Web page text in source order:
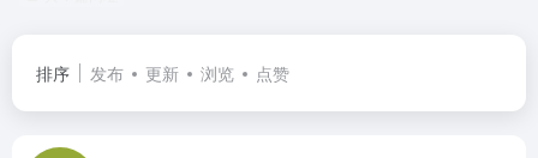
排序 发布 更新 浏览 点赞